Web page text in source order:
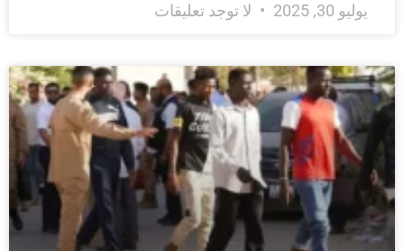
يوليو 30, 2025 لا توجد تعليقات